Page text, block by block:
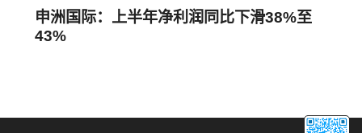
申洲国际：上半年净利润同比下滑38%至
43%